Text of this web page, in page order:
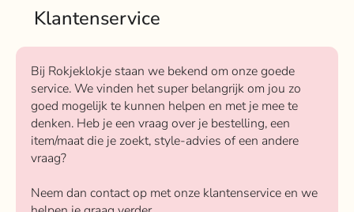
Klantenservice
Bij Rokjeklokje staan we bekend om onze goede
service. We vinden het super belangrijk om jou zo
goed mogelijk te kunnen helpen en met je mee te
denken. Heb je een vraag over je bestelling, een
item/maat die je zoekt, style-advies of een andere
vraag?
Neem dan contact op met onze klantenservice en we